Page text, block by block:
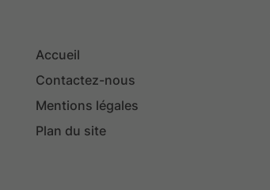
Accueil
Contactez-nous
Mentions légales
Plan du site